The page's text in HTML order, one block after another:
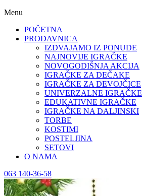
Menu
POČETNA
PRODAVNICA
IZDVAJAMO IZ PONUDE
NAJNOVIJE IGRAČKE
NOVOGODIŠNJA AKCIJA
IGRAČKE ZA DEČAKE
IGRAČKE ZA DEVOJČICE
UNIVERZALNE IGRAČKE
EDUKATIVNE IGRAČKE
IGRAČKE NA DALJINSKI
TORBE
KOSTIMI
POSTELJINA
SETOVI
O NAMA
063 140-36-58